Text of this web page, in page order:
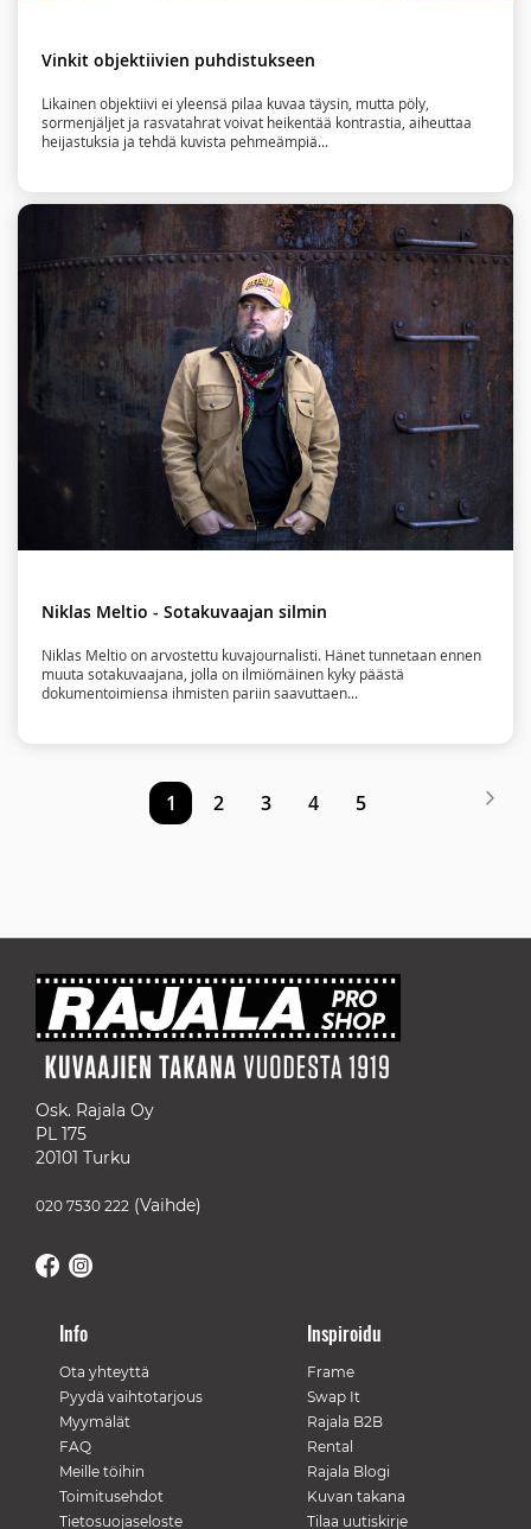
Vinkit objektiivien puhdistukseen
Likainen objektiivi ei yleensä pilaa kuvaa täysin, mutta pöly,
sormenjäljet ja rasvatahrat voivat heikentää kontrastia, aiheuttaa
heijastuksia ja tehdä kuvista pehmeämpiä...
Niklas Meltio - Sotakuvaajan silmin
Niklas Meltio on arvostettu kuvajournalisti. Hänet tunnetaan ennen
muuta sotakuvaajana, jolla on ilmiömäinen kyky päästä
dokumentoimiensa ihmisten pariin saavuttaen...
You're
page
1 Sivu
2 Sivu
3 Sivu
4 Sivu
5
Osk. Rajala Oy
PL 175
20101 Turku
020 7530 222 (Vaihde)
Info
Ota yhteyttä
Pyydä vaihtotarjous
Myymälät
FAQ
Meille töihin
Toimitusehdot
Tietosuojaseloste
Inspiroidu
Frame
Swap It
Rajala B2B
Rental
Rajala Blogi
Kuvan takana
Tilaa uutiskirje